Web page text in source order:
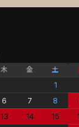
木 金 土
1
6 7
8
13 14
15